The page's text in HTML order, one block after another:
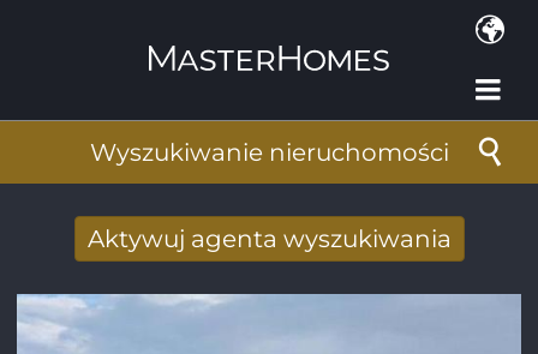
Wyszukiwanie nieruchomości
Aktywuj agenta wyszukiwania
drogą mailową